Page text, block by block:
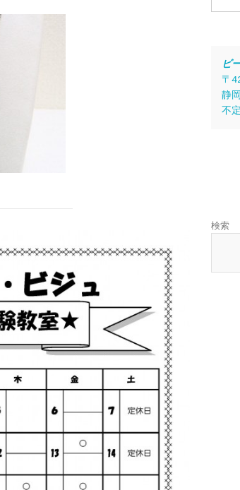
ビ
〒
静
不
検索